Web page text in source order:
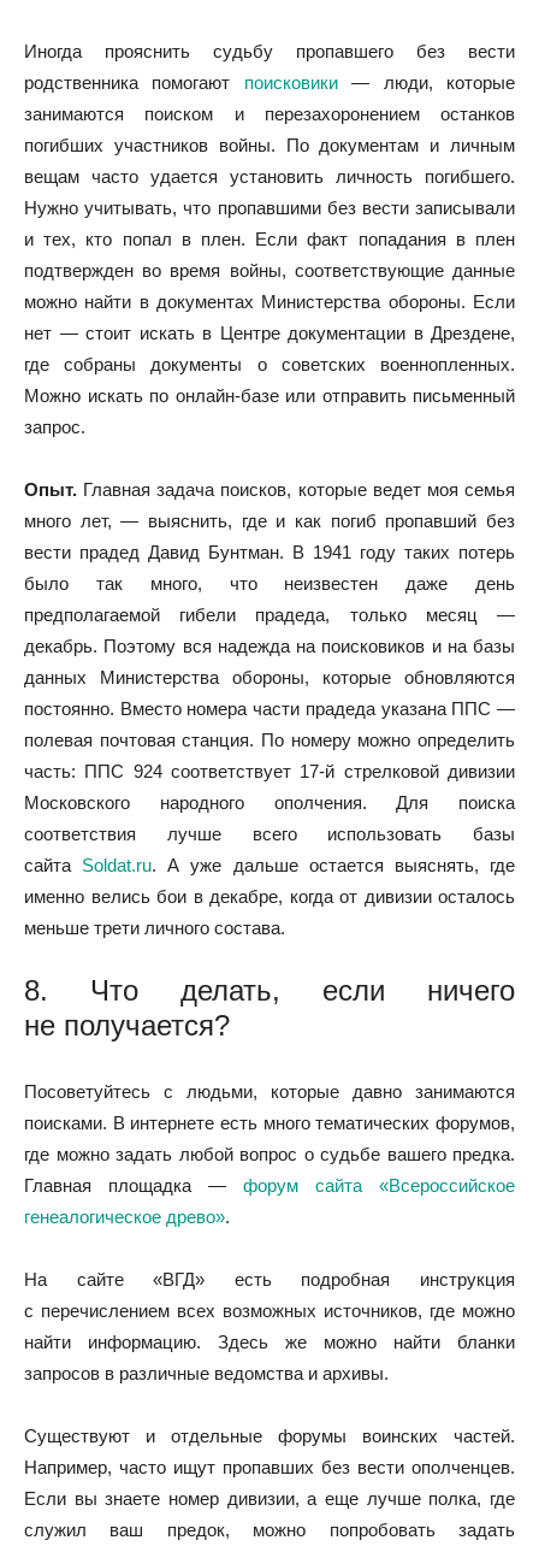
Иногда прояснить судьбу пропавшего без вести
родственника помогают поисковики— люди, которые
занимаются поиском и перезахоронением останков
погибших участников войны. По документам и личным
вещам часто удается установить личность погибшего.
Нужно учитывать, что пропавшими без вести записывали
и тех, кто попал в плен. Если факт попадания в плен
подтвержден во время войны, соответствующие данные
можно найти в документах Министерства обороны. Если
нет — стоит искать в Центре документации в Дрездене,
где собраны документы о советских военнопленных.
Можно искать по онлайн-базе или отправить письменный
запрос.
Опыт. Главная задача поисков, которые ведет моя семья
много лет, — выяснить, где и как погиб пропавший без
вести прадед Давид Бунтман. В 1941 году таких потерь
было так много, что неизвестен даже день
предполагаемой гибели прадеда, только месяц —
декабрь. Поэтому вся надежда на поисковиков и на базы
данных Министерства обороны, которые обновляются
постоянно. Вместо номера части прадеда указана ППС —
полевая почтовая станция. По номеру можно определить
часть: ППС 924 соответствует 17-й стрелковой дивизии
Московского народного ополчения. Для поиска
соответствия лучше всего использовать базы
сайта Soldat.ru. А уже дальше остается выяснять, где
именно велись бои в декабре, когда от дивизии осталось
меньше трети личного состава.
8. Что делать, если ничего
не получается?
Посоветуйтесь с людьми, которые давно занимаются
поисками. В интернете есть много тематических форумов,
где можно задать любой вопрос о судьбе вашего предка.
Главная площадка — форум сайта «Всероссийское
генеалогическое древо».
На сайте «ВГД» есть подробная инструкция
с перечислением всех возможных источников, где можно
найти информацию. Здесь же можно найти бланки
запросов в различные ведомства и архивы.
Существуют и отдельные форумы воинских частей.
Например, часто ищут пропавших без вести ополченцев.
Если вы знаете номер дивизии, а еще лучше полка, где
служил ваш предок, можно попробовать задать